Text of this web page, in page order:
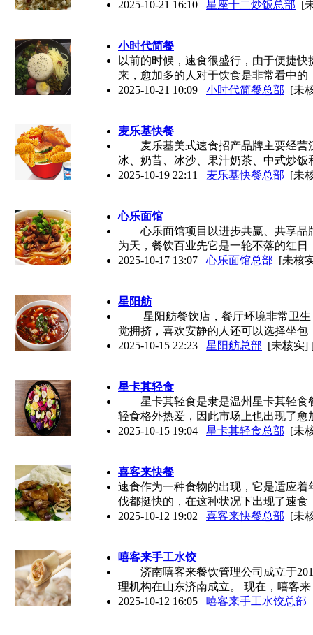
2025-10-21 16:10 星座十二炒饭总部 [
小时代简餐
以前的时候，速食很盛行，由于便捷
来，愈加多的人对于饮食是非常看中的
2025-10-21 10:09
小时代简餐总部 [未
麦乐基快餐
麦乐基美式速食招产品牌主要经营
冰、奶昔、冰沙、果汁奶茶、中式炒饭
2025-10-19 22:11
麦乐基快餐总部 [未
心乐面馆
心乐面馆项目以进步共赢、共享品
为天，餐饮百业先它是一轮不落的红日
2025-10-17 13:07
心乐面馆总部 [未核
星阳舫
星阳舫餐饮店，餐厅环境非常卫生
觉拥挤，喜欢安静的人还可以选择坐包
2025-10-15 22:23
星阳舫总部 [未核实]
星卡其轻食
星卡其轻食是隶是温州星卡其轻食
轻食格外热爱，因此市场上也出现了愈
2025-10-15 19:04
星卡其轻食总部 [未
喜客来快餐
速食作为一种食物的出现，它是适应
伐都挺快的，在这种状况下出现了速食
2025-10-12 19:02
喜客来快餐总部 [未
嘻客来手工水饺
济南嘻客来餐饮管理公司成立于
理机构在山东济南成立。 现在，嘻客来
2025-10-12 16:05
嘻客来手工水饺总部